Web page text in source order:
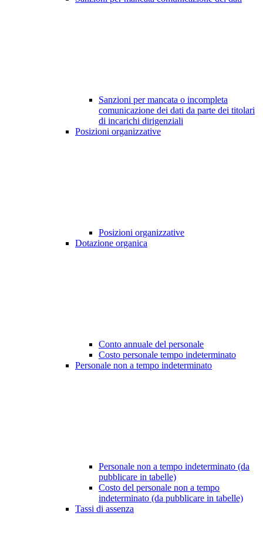
Sanzioni per mancata o incompleta
comunicazione dei dati da parte dei titolari
di incarichi dirigenziali
Posizioni organizzative
Posizioni organizzative
Dotazione organica
Conto annuale del personale
Costo personale tempo indeterminato
Personale non a tempo indeterminato
Personale non a tempo indeterminato (da
pubblicare in tabelle)
Costo del personale non a tempo
indeterminato (da pubblicare in tabelle)
Tassi di assenza